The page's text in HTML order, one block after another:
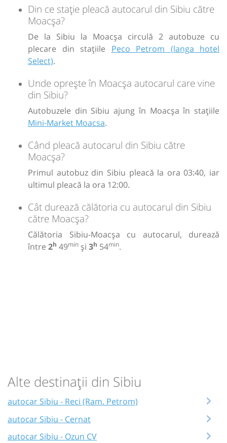
Minivan: Brasov Vaslui Husi
Dotări:
Afiseaza itinerariu
07:35 Moacșa
Durată:
54 L M M J V S D
160lei Cumpără
14:25 Brașov Sala sporturilor
Transbodare asigurată de operator.
14:30 Brașov Sala sporturilor
Minivan: Brasov - Focsani - Tecuci
Dotări:
Afiseaza itinerariu
15:00 Moacșa Mini-Market Moacsa
Durată:
J V S
160lei Cumpără
Trans Olteanu Tour SRL
Din ce stație pleacă autocarul din Sibiu către
Moacșa?
De la Sibiu la Moacșa circulă 2 autobuze cu
plecare din stațiile Peco Petrom (langa hotel
Select).
Unde oprește în Moacșa autocarul care vine
din Sibiu?
Autobuzele din Sibiu ajung în Moacșa în stațiile
Mini-Market Moacsa.
Când pleacă autocarul din Sibiu către
Moacșa?
Primul autobuz din Sibiu pleacă la ora 03:40, iar
ultimul pleacă la ora 12:00.
Cât durează călătoria cu autocarul din Sibiu
către Moacșa?
Călătoria Sibiu-Moacșa cu autocarul, durează
între 2h 49min și 3h 54min.
Alte destinații din Sibiu
autocar Sibiu - Reci (Ram. Petrom)
autocar Sibiu - Cernat
autocar Sibiu - Ozun CV